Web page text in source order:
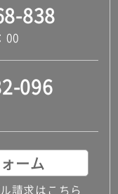
838
00
096
ーム
請求はこちら